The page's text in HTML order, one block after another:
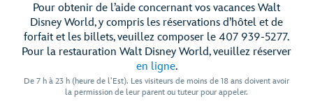
Pour obtenir de l’aide concernant vos vacances Walt
Disney World, y compris les réservations d’hôtel et de
forfait et les billets, veuillez composer le 407 939-5277.
Pour la restauration Walt Disney World, veuillez réserver
en ligne.
De 7 h à 23 h (heure de l’Est). Les visiteurs de moins de 18 ans doivent avoir
la permission de leur parent ou tuteur pour appeler.